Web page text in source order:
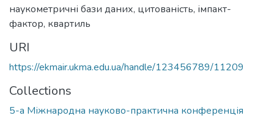
наукометричні бази даних, цитованість, імпакт-
фактор, квартиль
URI
https://ekmair.ukma.edu.ua/handle/123456789/11209
Collections
5-а Міжнародна науково-практична конференція